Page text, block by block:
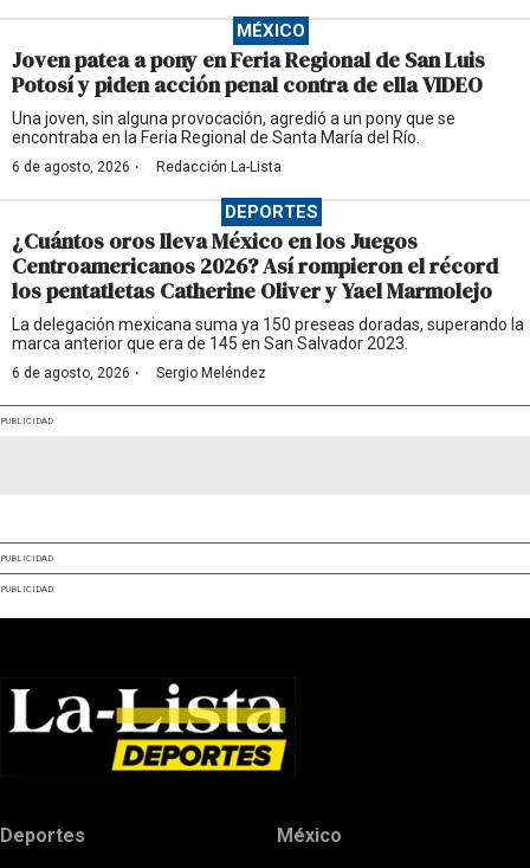
MÉXICO
Joven patea a pony en Feria Regional de San Luis
Potosí y piden acción penal contra de ella VIDEO
Una joven, sin alguna provocación, agredió a un pony que se
encontraba en la Feria Regional de Santa María del Río.
6 de agosto, 2026 · Redacción La-Lista
DEPORTES
¿Cuántos oros lleva México en los Juegos
Centroamericanos 2026? Así rompieron el récord
los pentatletas Catherine Oliver y Yael Marmolejo
La delegación mexicana suma ya 150 preseas doradas, superando la
marca anterior que era de 145 en San Salvador 2023.
6 de agosto, 2026 · Sergio Meléndez
PUBLICIDAD
PUBLICIDAD
PUBLICIDAD
Deportes México